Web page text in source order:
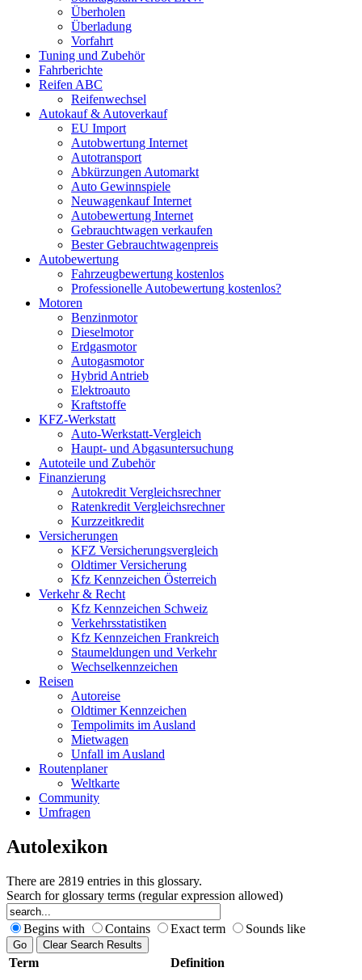
Überholen
Überladung
Vorfahrt
Tuning und Zubehör
Fahrberichte
Reifen ABC
Reifenwechsel
Autokauf & Autoverkauf
EU Import
Autobwertung Internet
Autotransport
Abkürzungen Automarkt
Auto Gewinnspiele
Neuwagenkauf Internet
Autobewertung Internet
Gebrauchtwagen verkaufen
Bester Gebrauchtwagenpreis
Autobewertung
Fahrzeugbewertung kostenlos
Professionelle Autobewertung kostenlos?
Motoren
Benzinmotor
Dieselmotor
Erdgasmotor
Autogasmotor
Hybrid Antrieb
Elektroauto
Kraftstoffe
KFZ-Werkstatt
Auto-Werkstatt-Vergleich
Haupt- und Abgasuntersuchung
Autoteile und Zubehör
Finanzierung
Autokredit Vergleichsrechner
Ratenkredit Vergleichsrechner
Kurzzeitkredit
Versicherungen
KFZ Versicherungsvergleich
Oldtimer Versicherung
Kfz Kennzeichen Österreich
Verkehr & Recht
Kfz Kennzeichen Schweiz
Verkehrsstatistiken
Kfz Kennzeichen Frankreich
Staumeldungen und Verkehr
Wechselkennzeichen
Reisen
Autoreise
Oldtimer Kennzeichen
Tempolimits im Ausland
Mietwagen
Unfall im Ausland
Routenplaner
Weltkarte
Community
Umfragen
Autolexikon
There are 2819 entries in this glossary.
Search for glossary terms (regular expression allowed)
Begins with Contains Exact term Sounds like
Term Definition